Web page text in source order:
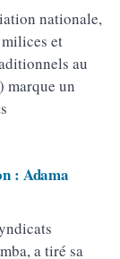
nationale,
et
au
marque un
: Adama
a tiré sa